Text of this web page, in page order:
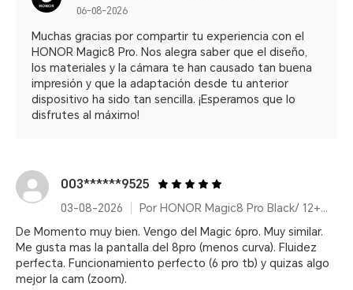
06-08-2026
Muchas gracias por compartir tu experiencia con el
HONOR Magic8 Pro. Nos alegra saber que el diseño,
los materiales y la cámara te han causado tan buena
impresión y que la adaptación desde tu anterior
dispositivo ha sido tan sencilla. ¡Esperamos que lo
disfrutes al máximo!
003******9525
03-08-2026
Por HONOR Magic8 Pro Black/ 12+512GB/ Snapdragon® 8 Elite Gen 5/ 200MP/ 6270mAh/ IP68/IP69/IP69K
De Momento muy bien. Vengo del Magic 6pro. Muy similar.
Me gusta mas la pantalla del 8pro (menos curva). Fluidez
perfecta. Funcionamiento perfecto (6 pro tb) y quizas algo
mejor la cam (zoom).